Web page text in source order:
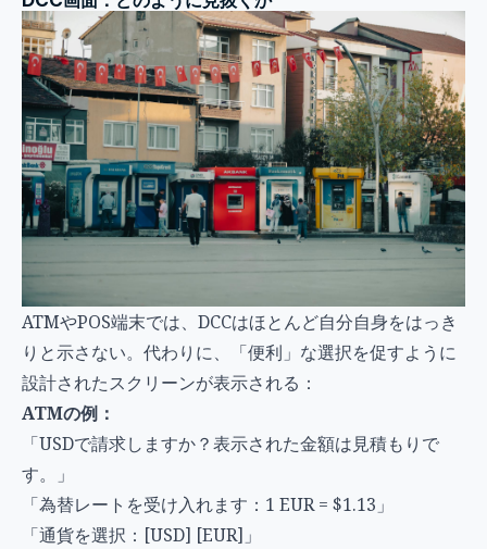
ATMやPOS端末では、DCCはほとんど自分自身をはっき
りと示さない。代わりに、「便利」な選択を促すように
設計されたスクリーンが表示される：
ATMの例：
「USDで請求しますか？表示された金額は見積もりで
す。」
「為替レートを受け入れます：1 EUR = $1.13」
「通貨を選択：[USD] [EUR]」